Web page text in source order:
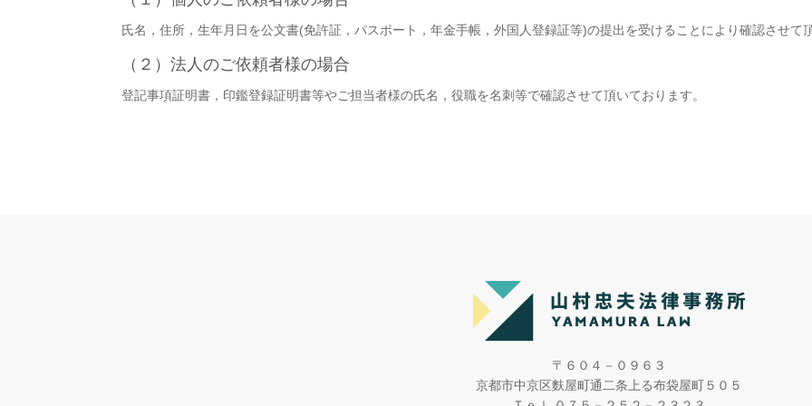
氏名，住所，生年月日を公文書(免許証，パスポート，年金手帳，外国人登録証等)の提出を受けることにより確認させて
（２）法人のご依頼者様の場合
登記事項証明書，印鑑登録証明書等やご担当者様の氏名，役職を名刺等で確認させて頂いております。
〒６０４－０９６３
京都市中京区麩屋町通二条上る布袋屋町５０５